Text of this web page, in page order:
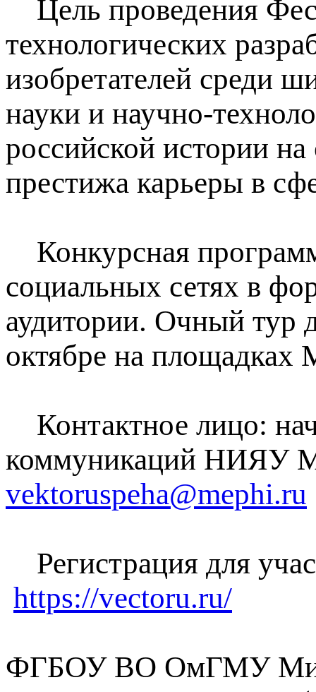
Цель проведения
технологических
изобретателей среди
науки и научно-
российской истории
престижа карьеры в
Конкурсная
социальных сетях в
аудитории. Очный тур
октябре на площадках
Контактное лицо:
коммуникаций НИЯУ
vektoruspeha@mephi.ru
Регистрация для
https://vectoru.ru/
ФГБОУ ВО ОмГМУ